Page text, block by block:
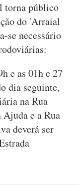
torna público
do 'Arraial
se necessário
e as 01h e 27
dia seguinte,
na Rua
e a Rua
deverá ser